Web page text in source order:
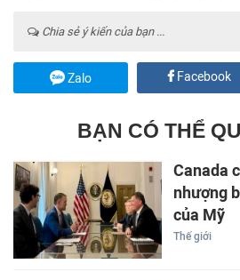
Chia sẻ ý kiến của bạn ...
Zalo Facebook
BẠN CÓ THỂ
Canada
nhượng
của Mỹ
Thế giới